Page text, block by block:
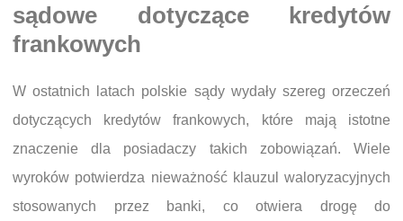
sądowe dotyczące kredytów
frankowych
W ostatnich latach polskie sądy wydały szereg orzeczeń
dotyczących kredytów frankowych, które mają istotne
znaczenie dla posiadaczy takich zobowiązań. Wiele
wyroków potwierdza nieważność klauzul waloryzacyjnych
stosowanych przez banki, co otwiera drogę do